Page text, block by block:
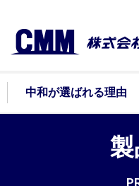
中和が選ばれる理由
製